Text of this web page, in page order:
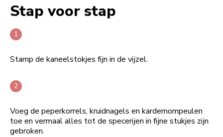
Stap voor stap
Stamp de kaneelstokjes fijn in de vijzel.
Voeg de peperkorrels, kruidnagels en kardemompeulen
toe en vermaal alles tot de specerijen in fijne stukjes zijn
gebroken.